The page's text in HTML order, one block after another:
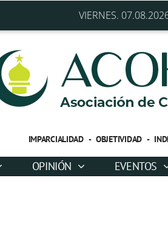
VIERNES.
IMPARCIALIDAD - OBJETIVIDAD -
OPINIÓN EVENTOS